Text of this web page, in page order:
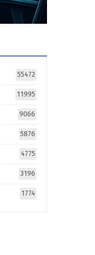
55472
11995
9066
5876
4775
3196
1774